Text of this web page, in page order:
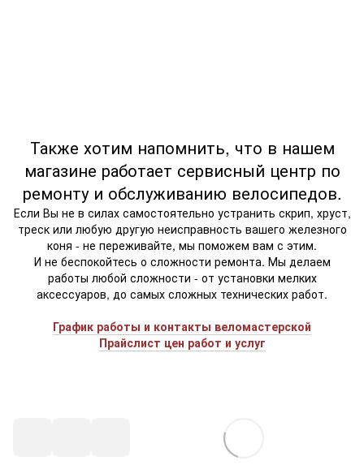
Также хотим напомнить, что в нашем
магазине работает сервисный центр по
ремонту и обслуживанию велосипедов.
Если Вы не в силах самостоятельно устранить скрип, хруст,
треск или любую другую неисправность вашего железного
коня - не переживайте, мы поможем вам с этим.
И не беспокойтесь о сложности ремонта. Мы делаем
работы любой сложности - от установки мелких
аксессуаров, до самых сложных технических работ.
График работы и контакты веломастерской
Прайслист цен работ и услуг